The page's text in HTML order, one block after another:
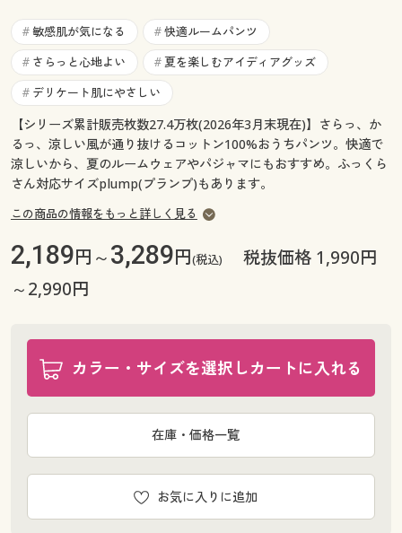
お気に入り
サポート
ご利用ガイド
よくある質問とお問い合わせ
ご利用ガイド
よくある質問とお問い合わせ
# 敏感肌が気になる # 快適ルームパンツ
# さらっと心地よい # 夏を楽しむアイディアグッズ
# デリケート肌にやさしい
【シリーズ累計販売枚数27.4万枚(2026年3月末現在)】さらっ、か
るっ、涼しい風が通り抜けるコットン100%おうちパンツ。快適で
涼しいから、夏のルームウェアやパジャマにもおすすめ。ふっくら
さん対応サイズplump(プランプ)もあります。
この商品の情報をもっと詳しく見る
2,189円～3,289円(税込)
税抜価格 1,990円
～2,990円
カラー・サイズを選択しカートに入れる
お気に入りに追加
在庫・価格一覧